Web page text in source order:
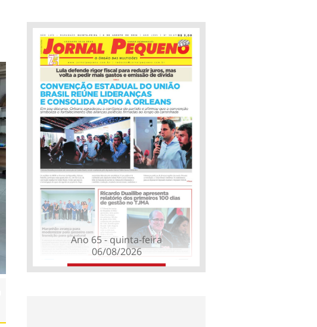
Ano 65 - quinta-feira
06/08/2026